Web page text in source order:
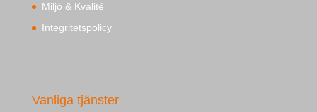
Miljö & Kvalité
Integritetspolicy
Vanliga tjänster